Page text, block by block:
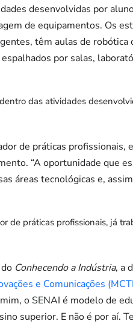
desenvolvidas por
de equipamentos. Os
têm aulas de robótica
por salas,
das atividades
de práticas profissionais,
“A oportunidade que
áreas tecnológicas e,
de práticas profissionais, já
Conhecendo a Indústria, a
e Comunicações
o SENAI é modelo de
superior. E não é por aí.